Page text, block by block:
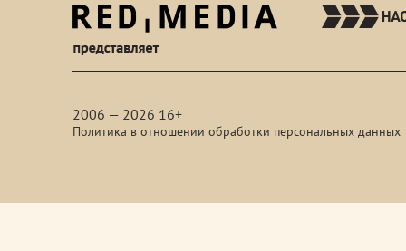
2006 — 2026 16+
Политика в отношении обработки персональных данных